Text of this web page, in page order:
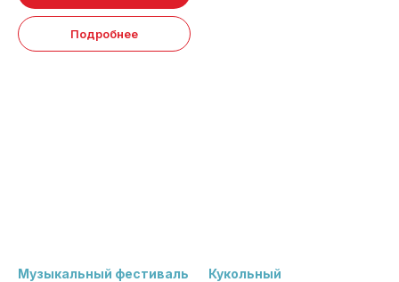
Подробнее
Музыкальный фестиваль Кукольный